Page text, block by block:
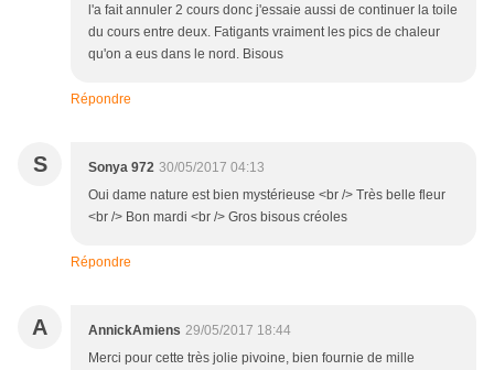
l'a fait annuler 2 cours donc j'essaie aussi de continuer la toile
du cours entre deux. Fatigants vraiment les pics de chaleur
qu'on a eus dans le nord. Bisous
Répondre
S Sonya 972 30/05/2017 04:13
Oui dame nature est bien mystérieuse <br /> Très belle fleur
<br /> Bon mardi <br /> Gros bisous créoles
Répondre
A AnnickAmiens 29/05/2017 18:44
Merci pour cette très jolie pivoine, bien fournie de mille